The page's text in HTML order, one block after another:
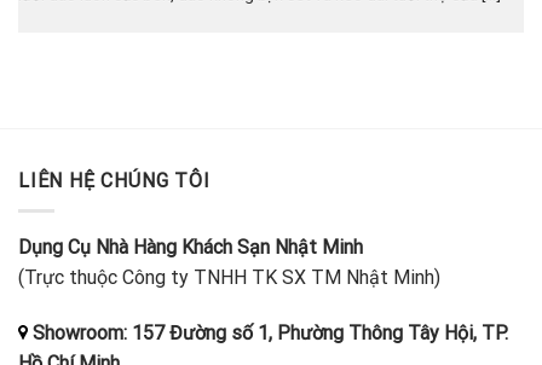
LIÊN HỆ CHÚNG TÔI
Dụng Cụ Nhà Hàng Khách Sạn Nhật Minh
(Trực thuộc Công ty TNHH TK SX TM Nhật Minh)
Showroom: 157 Đường số 1, Phường Thông Tây Hội, TP.